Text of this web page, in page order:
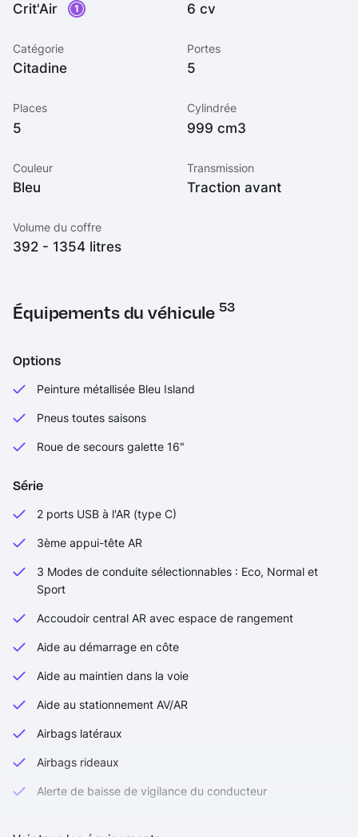
Crit'Air 1 6 cv
Catégorie
Citadine
Portes
5
Places
5
Cylindrée
999 cm3
Couleur
Bleu
Transmission
Traction avant
Volume du coffre
392 - 1354 litres
Équipements du véhicule 53
Options
Peinture métallisée Bleu Island
Pneus toutes saisons
Roue de secours galette 16"
Série
2 ports USB à l'AR (type C)
3ème appui-tête AR
3 Modes de conduite sélectionnables : Eco, Normal et
Sport
Accoudoir central AR avec espace de rangement
Aide au démarrage en côte
Aide au maintien dans la voie
Aide au stationnement AV/AR
Airbags latéraux
Airbags rideaux
Alerte de baisse de vigilance du conducteur